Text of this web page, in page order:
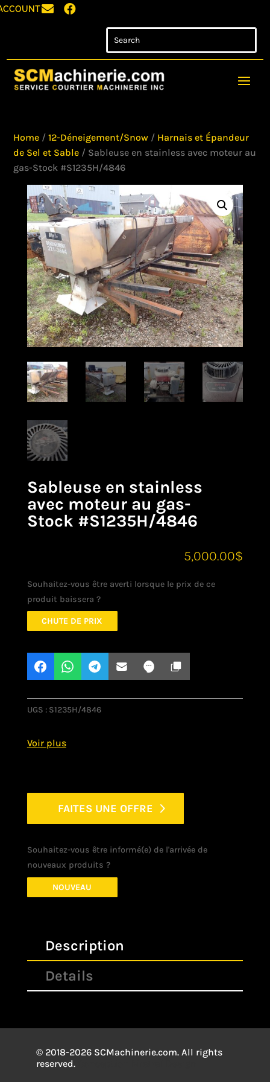
 
Home /12-Déneigement/Snow / Harnais et Épandeur
de Sel et Sable / Sableuse en stainless avec moteur au
gas-Stock #S1235H/4846
Sableuse en stainless
avec moteur au gas-
Stock #S1235H/4846
5,000.00$
Souhaitez-vous être averti lorsque le prix de ce
produit baissera ?
CHUTE DE PRIX
UGS : S1235H/4846
FAITES UNE OFFRE
Souhaitez-vous être informé(e) de l'arrivée de
nouveaux produits ?
NOUVEAU
Description
Details
© 2018-2026 SCMachinerie.com. All rights
reserved.